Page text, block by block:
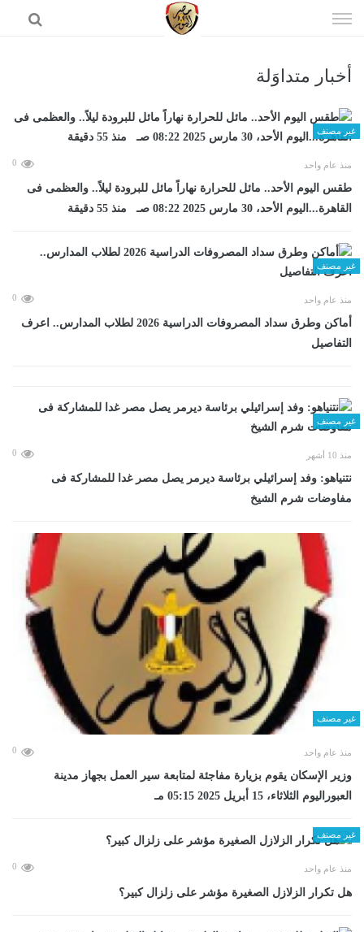
الى
أخبار متداوَلة
غير مصنف
منذ عام واحد 0
طقس اليوم الأحد.. مائل للحرارة نهاراً مائل للبرودة ليلاً.. والعظمى فى
القاهرة...اليوم الأحد، 30 مارس 2025 08:22 صـ منذ 55 دقيقة
غير مصنف
منذ عام واحد 0
أماكن وطرق سداد المصروفات الدراسية 2026 لطلاب المدارس.. اعرف
التفاصيل
غير مصنف
منذ 10 أشهر 0
نتنياهو: وفد إسرائيلي برئاسة ديرمر يصل مصر غدا للمشاركة فى
مفاوضات شرم الشيخ
غير مصنف
منذ عام واحد 0
وزير الإسكان يقوم بزيارة مفاجئة لمتابعة سير العمل بجهاز مدينة
العبوراليوم الثلاثاء، 15 أبريل 2025 05:15 مـ
غير مصنف
منذ عام واحد 0
هل تكرار الزلازل الصغيرة مؤشر على زلزال كبير؟